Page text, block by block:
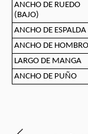
ANCHO DE RUEDO
(BAJO)
ANCHO DE ESPALDA
ANCHO DE HOMBRO
LARGO DE MANGA
ANCHO DE PUÑO